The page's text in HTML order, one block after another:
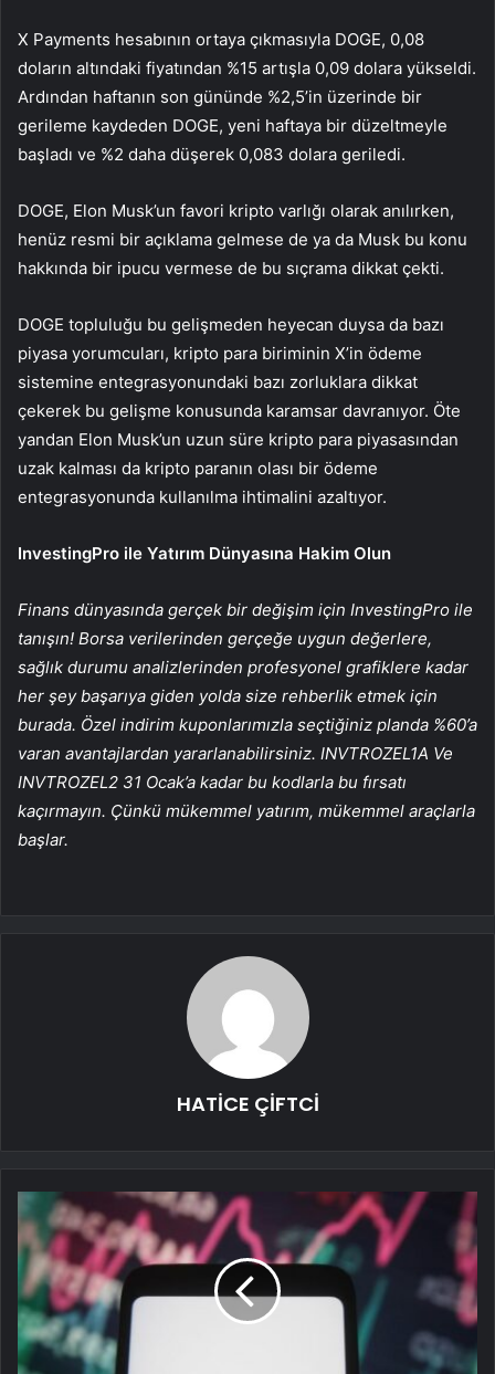
X Payments hesabının ortaya çıkmasıyla DOGE, 0,08
doların altındaki fiyatından %15 artışla 0,09 dolara yükseldi.
Ardından haftanın son gününde %2,5’in üzerinde bir
gerileme kaydeden DOGE, yeni haftaya bir düzeltmeyle
başladı ve %2 daha düşerek 0,083 dolara geriledi.
DOGE, Elon Musk’un favori kripto varlığı olarak anılırken,
henüz resmi bir açıklama gelmese de ya da Musk bu konu
hakkında bir ipucu vermese de bu sıçrama dikkat çekti.
DOGE topluluğu bu gelişmeden heyecan duysa da bazı
piyasa yorumcuları, kripto para biriminin X’in ödeme
sistemine entegrasyonundaki bazı zorluklara dikkat
çekerek bu gelişme konusunda karamsar davranıyor. Öte
yandan Elon Musk’un uzun süre kripto para piyasasından
uzak kalması da kripto paranın olası bir ödeme
entegrasyonunda kullanılma ihtimalini azaltıyor.
InvestingPro ile Yatırım Dünyasına Hakim Olun
Finans dünyasında gerçek bir değişim için InvestingPro ile
tanışın! Borsa verilerinden gerçeğe uygun değerlere,
sağlık durumu analizlerinden profesyonel grafiklere kadar
her şey başarıya giden yolda size rehberlik etmek için
burada. Özel indirim kuponlarımızla seçtiğiniz planda %60’a
varan avantajlardan yararlanabilirsiniz. INVTROZEL1A Ve
INVTROZEL2 31 Ocak’a kadar bu kodlarla bu fırsatı
kaçırmayın. Çünkü mükemmel yatırım, mükemmel araçlarla
başlar.
HATİCE ÇİFTCİ